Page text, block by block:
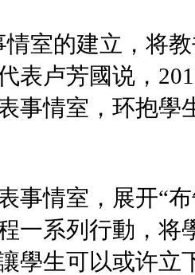
的建立，将教
表卢芳國说，
事情室，环抱學
情室，展开“布
一系列行動，将
學生可以或许立